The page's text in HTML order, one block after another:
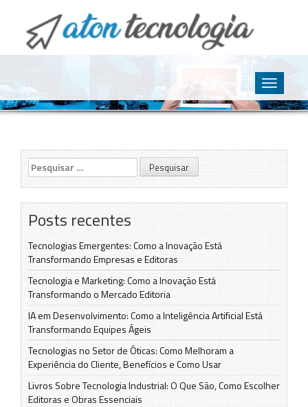
O point da Tecnologia
Toggle
Pesquisar
por:
Posts recentes
Tecnologias Emergentes: Como a Inovação Está
Transformando Empresas e Editoras
Tecnologia e Marketing: Como a Inovação Está
Transformando o Mercado Editoria
IA em Desenvolvimento: Como a Inteligência Artificial Está
Transformando Equipes Ágeis
Tecnologias no Setor de Óticas: Como Melhoram a
Experiência do Cliente, Benefícios e Como Usar
Livros Sobre Tecnologia Industrial: O Que São, Como Escolher
Editoras e Obras Essenciais